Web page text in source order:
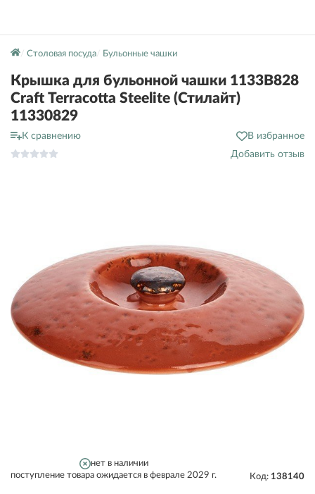
Столовая посуда Бульонные чашки
Крышка для бульонной чашки 1133B828
Craft Terracotta Steelite (Стилайт)
11330829
К сравнению
В избранное
Добавить отзыв
нет в наличии
поступление товара ожидается в феврале 2029 г.
Код: 138140